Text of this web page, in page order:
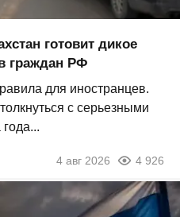
готовит дикое
граждан РФ
для иностранцев.
с серьезными
4 авг 2026 4 926